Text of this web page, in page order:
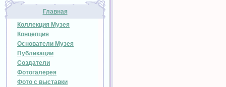
Главная
Коллекция Музея
Концепция
Основатели Музея
Публикации
Создатели
Фотогалерея
Фото с выставки